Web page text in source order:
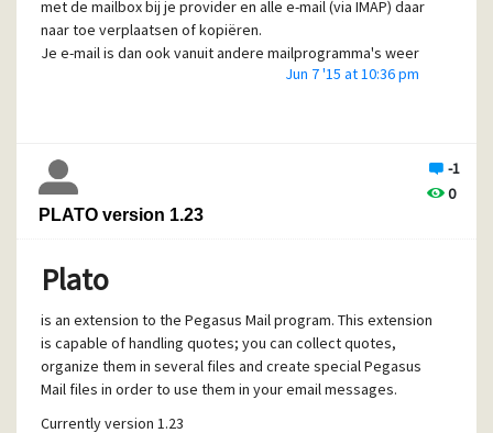
met de mailbox bij je provider en alle e-mail (via IMAP) daar
naar toe verplaatsen ofkopiëren.
Je e-mail is dan ook vanuit andere mailprogramma's weer
hierover op: http://www.pegasusmail.nl/tip42.php
onder
Jun 7 '15 at 10:36 pm
-1
0
PLATO version 1.23
Plato
is an extension to the Pegasus Mail program. This extension
is capable of handling quotes; you can collect quotes,
organize them in several files and create special Pegasus
Mail files in order to use them in your email messages.
Currently version 1.23